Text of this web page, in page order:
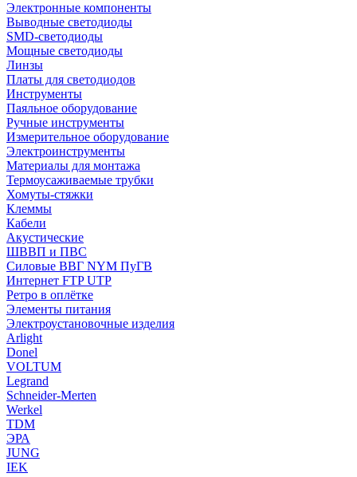
Электронные компоненты
Выводные светодиоды
SMD-светодиоды
Мощные светодиоды
Линзы
Платы для светодиодов
Инструменты
Паяльное оборудование
Ручные инструменты
Измерительное оборудование
Электроинструменты
Материалы для монтажа
Термоусаживаемые трубки
Хомуты-стяжки
Клеммы
Кабели
Акустические
ШВВП и ПВС
Силовые ВВГ NYM ПуГВ
Интернет FTP UTP
Ретро в оплётке
Элементы питания
Электроустановочные изделия
Arlight
Donel
VOLTUM
Legrand
Schneider-Merten
Werkel
TDM
ЭРА
JUNG
IEK